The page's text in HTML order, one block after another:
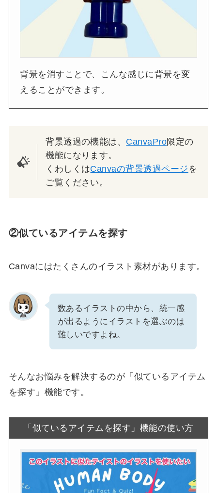
背景を消すことで、こんな感じに背景を変
えることができます。
背景透過の機能は、 CanvaPro限定の
機能になります。
くわしくはCanvaの背景透過ページ を
ご覧ください。
②似ているアイテムを探す
Canvaにはたくさんのイラスト素材があります。
数あるイラストの中から、統一感
が出るようにイラストを選ぶのは
難しいですよね。
そんなお悩みを解決するのが 「似ているアイテム
を探す」機能です。
「似ているアイテムを探す」機能の使い方